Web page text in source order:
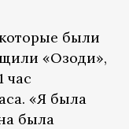
были
«Озоди»,
час
«Я была
была